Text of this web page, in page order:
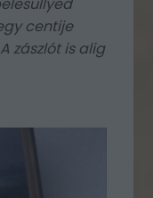
centije
zászlót is alig